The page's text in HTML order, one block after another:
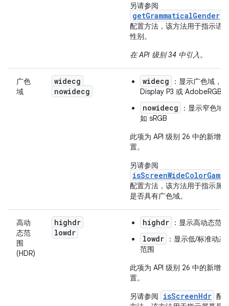
另请参阅
getGrammaticalGender
配置方法，该方法用于指示语
性别。
在 API 级别 34 中引入。
广色
域
widecg
nowidecg
widecg
：显示广色域，如
Display P3 或 AdobeRGB
nowidecg
：显示窄色域
如 sRGB
此项为 API 级别 26 中的新增配
置。
另请参阅
isScreenWideColorGamut
配置方法，该方法用于指示屏
是否具有广色域。
高动
态范
围
(HDR)
highdr
lowdr
highdr ：显示高动态范围
lowdr
：显示低/标准动态
范围
此项为 API 级别 26 中的新增配
置。
另请参阅
isScreenHdr 配